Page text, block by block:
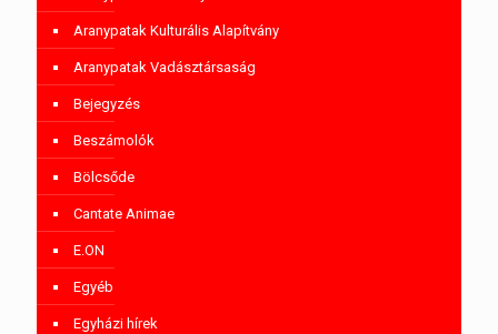
Aranypatak Kulturális Alapítvány
Aranypatak Vadásztársaság
Bejegyzés
Beszámolók
Bölcsőde
Cantate Animae
E.ON
Egyéb
Egyházi hírek